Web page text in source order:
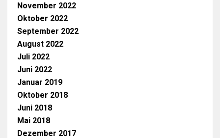
November 2022
Oktober 2022
September 2022
August 2022
Juli 2022
Juni 2022
Januar 2019
Oktober 2018
Juni 2018
Mai 2018
Dezember 2017